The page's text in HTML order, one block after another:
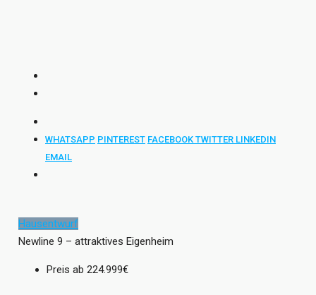
WHATSAPP PINTEREST FACEBOOK TWITTER LINKEDIN
EMAIL
Hausentwurf
Newline 9 – attraktives Eigenheim
Preis ab 224.999€